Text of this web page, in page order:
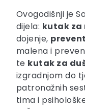
Ovogodišnji je
dijela: kutak za
dojenje,
malena i
te kutak za
izgradnjom do
patronažnih
tima i